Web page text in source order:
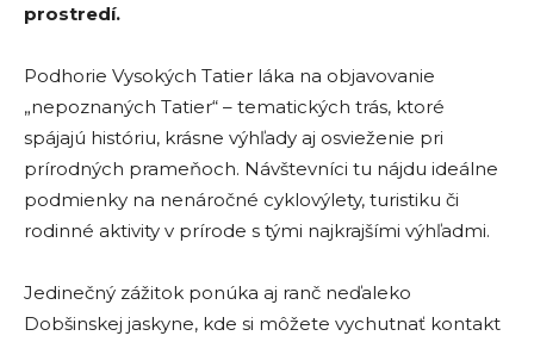
prostredí.
Podhorie Vysokých Tatier láka na objavovanie
„nepoznaných Tatier“ – tematických trás, ktoré
spájajú históriu, krásne výhľady aj osvieženie pri
prírodných prameňoch. Návštevníci tu nájdu ideálne
podmienky na nenáročné cyklovýlety, turistiku či
rodinné aktivity v prírode s tými najkrajšími výhľadmi.
Jedinečný zážitok ponúka aj ranč neďaleko
Dobšinskej jaskyne, kde si môžete vychutnať kontakt